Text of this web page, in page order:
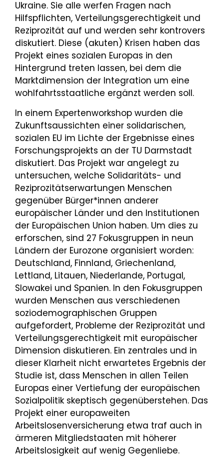
Ukraine. Sie alle werfen Fragen nach
Hilfspflichten, Verteilungsgerechtigkeit und
Reziprozität auf und werden sehr kontrovers
diskutiert. Diese (akuten) Krisen haben das
Projekt eines sozialen Europas in den
Hintergrund treten lassen, bei dem die
Marktdimension der Integration um eine
wohlfahrtsstaatliche ergänzt werden soll.
In einem Expertenworkshop wurden die
Zukunftsaussichten einer solidarischen,
sozialen EU im Lichte der Ergebnisse eines
Forschungsprojekts an der TU Darmstadt
diskutiert. Das Projekt war angelegt zu
untersuchen, welche Solidaritäts- und
Reziprozitätserwartungen Menschen
gegenüber Bürger*innen anderer
europäischer Länder und den Institutionen
der Europäischen Union haben. Um dies zu
erforschen, sind 27 Fokusgruppen in neun
Ländern der Eurozone organisiert worden:
Deutschland, Finnland, Griechenland,
Lettland, Litauen, Niederlande, Portugal,
Slowakei und Spanien. In den Fokusgruppen
wurden Menschen aus verschiedenen
soziodemographischen Gruppen
aufgefordert, Probleme der Reziprozität und
Verteilungsgerechtigkeit mit europäischer
Dimension diskutieren. Ein zentrales und in
dieser Klarheit nicht erwartetes Ergebnis der
Studie ist, dass Menschen in allen Teilen
Europas einer Vertiefung der europäischen
Sozialpolitik skeptisch gegenüberstehen. Das
Projekt einer europaweiten
Arbeitslosenversicherung etwa traf auch in
ärmeren Mitgliedstaaten mit höherer
Arbeitslosigkeit auf wenig Gegenliebe.